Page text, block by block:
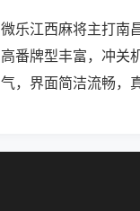
微乐江西麻将主打南
高番牌型丰富，冲关
气，界面简洁流畅，